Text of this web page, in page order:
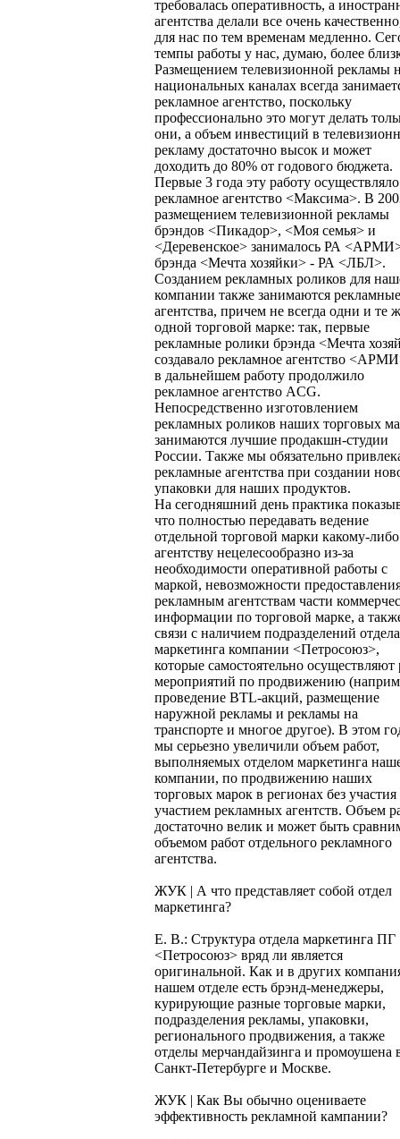
требовалась оперативность, а
агентства делали все очень
для нас по тем временам медленно.
темпы работы у нас, думаю, более
Размещением телевизионной рекламы
национальных каналах всегда
рекламное агентство, поскольку
профессионально это могут делать
они, а объем инвестиций в
рекламу достаточно высок и может
доходить до 80% от годового бюджета.
Первые 3 года эту работу осуществляло
рекламное агентство <Максима>. В
размещением телевизионной рекламы
брэндов <Пикадор>, <Моя cемья> и
<Деревенское> занималось РА
брэнда <Мечта хозяйки> - РА <ЛБЛ>.
Созданием рекламных роликов для
компании также занимаются рекламные
агентства, причем не всегда одни и те
одной торговой марке: так, первые
рекламные ролики брэнда <Мечта
создавало рекламное агентство
в дальнейшем работу продолжило
рекламное агентство ACG.
Непосредственно изготовлением
рекламных роликов наших торговых
занимаются лучшие продакшн-студии
России. Также мы обязательно
рекламные агентства при создании
упаковки для наших продуктов.
На сегодняшний день практика
что полностью передавать ведение
отдельной торговой марки какому-либо
агентству нецелесообразно из-за
необходимости оперативной работы с
маркой, невозможности
рекламным агентствам части
информации по торговой марке, а
связи с наличием подразделений отдела
маркетинга компании <Петросоюз>,
которые самостоятельно осуществляют
мероприятий по продвижению
проведение BTL-акций, размещение
наружной рекламы и рекламы на
транспорте и многое другое). В этом
мы серьезно увеличили объем работ,
выполняемых отделом маркетинга
компании, по продвижению наших
торговых марок в регионах без участия
участием рекламных агентств. Объем
достаточно велик и может быть
объемом работ отдельного рекламного
агентства.
ЖУК | А что представляет собой отдел
маркетинга?
Е. В.: Структура отдела маркетинга ПГ
<Петросоюз> вряд ли является
оригинальной. Как и в других
нашем отделе есть брэнд-менеджеры,
курирующие разные торговые марки,
подразделения рекламы, упаковки,
регионального продвижения, а также
отделы мерчандайзинга и промоушена
Санкт-Петербурге и Москве.
ЖУК | Как Вы обычно оцениваете
эффективность рекламной кампании?